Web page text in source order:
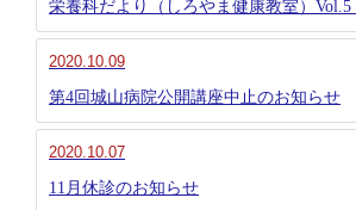
栄養科だより（しろやま健康教室）Vol.5
2020.10.09
第4回城山病院公開講座中止のお知らせ
2020.10.07
11月休診のお知らせ